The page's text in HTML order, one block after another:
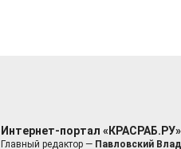
Интернет-портал «КРАСРАБ.РУ»
Главный редактор — Павловский